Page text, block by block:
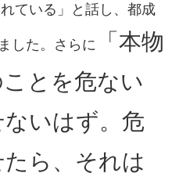
ている」と話し、都成
した。さらに
「本物
とを危ない
いはず。危
ら、それは